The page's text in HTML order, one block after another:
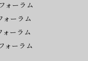
ォーラム
ォーラム
ーラム
ォーラム